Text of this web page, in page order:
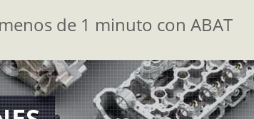
de 1 minuto con ABAT